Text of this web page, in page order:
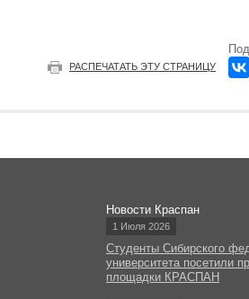
РАСПЕЧАТАТЬ ЭТУ СТРАНИЦУ
Новости Краспан
1 Июля 2026
Студенты Сибирского
университета посетили
площадки КРАСПАН